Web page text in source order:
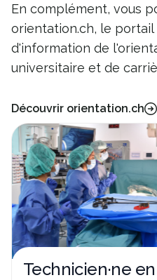
Technicien·ne
En complément, vous
orientation.ch, le portail
d'information de
universitaire et de
Découvrir orientation.ch